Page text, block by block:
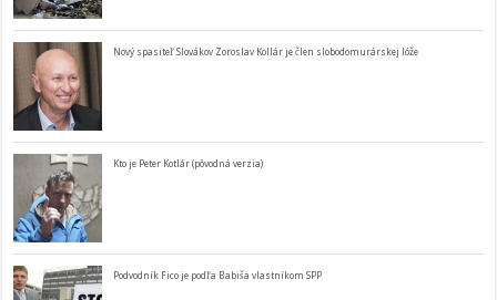
Nový spasiteľ Slovákov Zoroslav Kollár je člen slobodomurárskej lóže
Kto je Peter Kotlár (pôvodná verzia)
Podvodník Fico je podľa Babiša vlastníkom SPP